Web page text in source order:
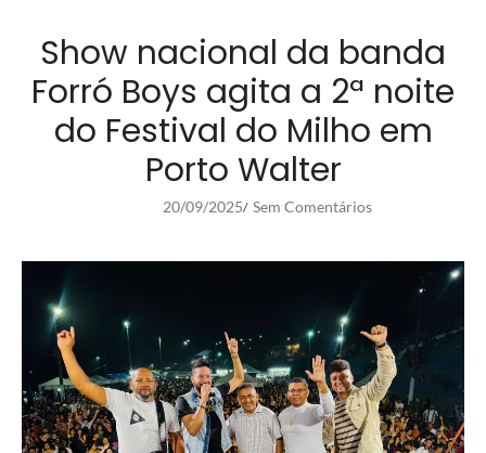
Show nacional da banda
Forró Boys agita a 2ª noite
do Festival do Milho em
Porto Walter
20/09/2025/ Sem Comentários